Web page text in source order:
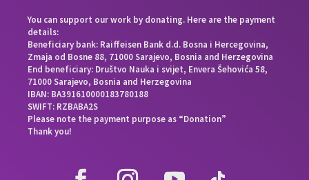
You can support our work by donating. Here are the payment
details:
Beneficiary bank: Raiffeisen Bank d.d. Bosna i Hercegovina,
Zmaja od Bosne 88, 71000 Sarajevo, Bosnia and Herzegovina
End beneficiary: Društvo Nauka i svijet, Envera Šehovića 58,
71000 Sarajevo, Bosnia and Herzegovina
IBAN: BA391610000183780188
SWIFT: RZBABA2S
Please note the payment purpose as “Donation”
Thank you!